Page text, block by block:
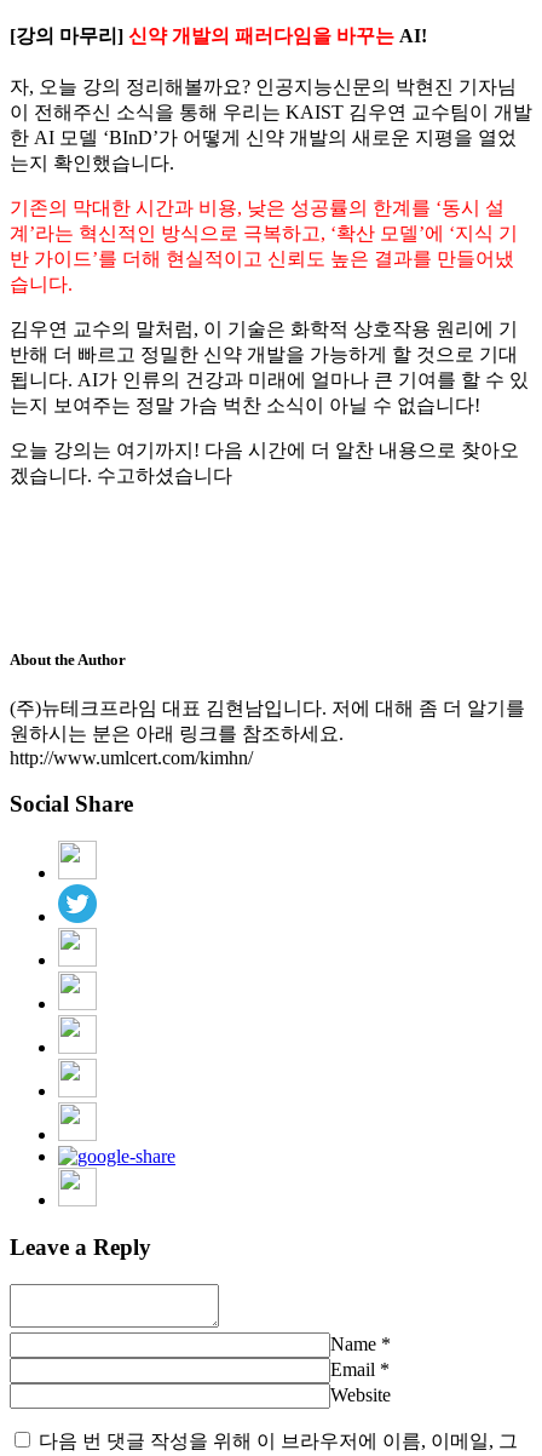
[강의 마무리] 신약 개발의 패러다임을 바꾸는 AI!
자, 오늘 강의 정리해볼까요? 인공지능신문의 박현진 기자님
이 전해주신 소식을 통해 우리는 KAIST 김우연 교수팀이 개발
한 AI 모델 ‘BInD’가 어떻게 신약 개발의 새로운 지평을 열었
는지 확인했습니다.
기존의 막대한 시간과 비용, 낮은 성공률의 한계를 ‘동시 설
계’라는 혁신적인 방식으로 극복하고, ‘확산 모델’에 ‘지식 기
반 가이드’를 더해 현실적이고 신뢰도 높은 결과를 만들어냈
습니다.
김우연 교수의 말처럼, 이 기술은 화학적 상호작용 원리에 기
반해 더 빠르고 정밀한 신약 개발을 가능하게 할 것으로 기대
됩니다. AI가 인류의 건강과 미래에 얼마나 큰 기여를 할 수 있
는지 보여주는 정말 가슴 벅찬 소식이 아닐 수 없습니다!
오늘 강의는 여기까지! 다음 시간에 더 알찬 내용으로 찾아오
겠습니다. 수고하셨습니다
About the Author
(주)뉴테크프라임 대표 김현남입니다. 저에 대해 좀 더 알기를
원하시는 분은 아래 링크를 참조하세요.
http://www.umlcert.com/kimhn/
Social Share
Leave a Reply
Name *
Email *
Website
다음 번 댓글 작성을 위해 이 브라우저에 이름, 이메일, 그